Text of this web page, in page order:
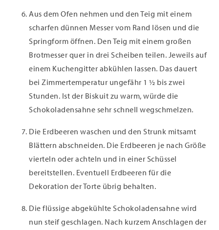
Aus dem Ofen nehmen und den Teig mit einem
scharfen dünnen Messer vom Rand lösen und die
Springform öffnen. Den Teig mit einem großen
Brotmesser quer in drei Scheiben teilen. Jeweils auf
einem Kuchengitter abkühlen lassen. Das dauert
bei Zimmertemperatur ungefähr 1 ½ bis zwei
Stunden. Ist der Biskuit zu warm, würde die
Schokoladensahne sehr schnell wegschmelzen.
Die Erdbeeren waschen und den Strunk mitsamt
Blättern abschneiden. Die Erdbeeren je nach Größe
vierteln oder achteln und in einer Schüssel
bereitstellen. Eventuell Erdbeeren für die
Dekoration der Torte übrig behalten.
Die flüssige abgekühlte Schokoladensahne wird
nun steif geschlagen. Nach kurzem Anschlagen der